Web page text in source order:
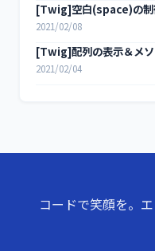
[Twig]空白(space)の制
2021/02/08
[Twig]配列の表示＆メ
2021/02/04
コードで笑顔を。